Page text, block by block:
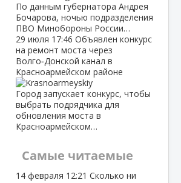
По данным губернатора Андрея
Бочарова, ночью подразделения
ПВО Минобороны России…
29 июля 17:46 Объявлен конкурс
на ремонт моста через
Волго‑Донской канал в
Красноармейском районе
Город запускает конкурс, чтобы
выбрать подрядчика для
обновления моста в
Красноармейском…
Самые читаемые
14 февраля 12:21 Сколько ни